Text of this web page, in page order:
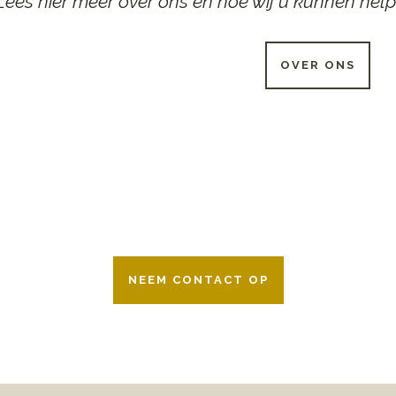
OVER ONS
NEEM CONTACT OP